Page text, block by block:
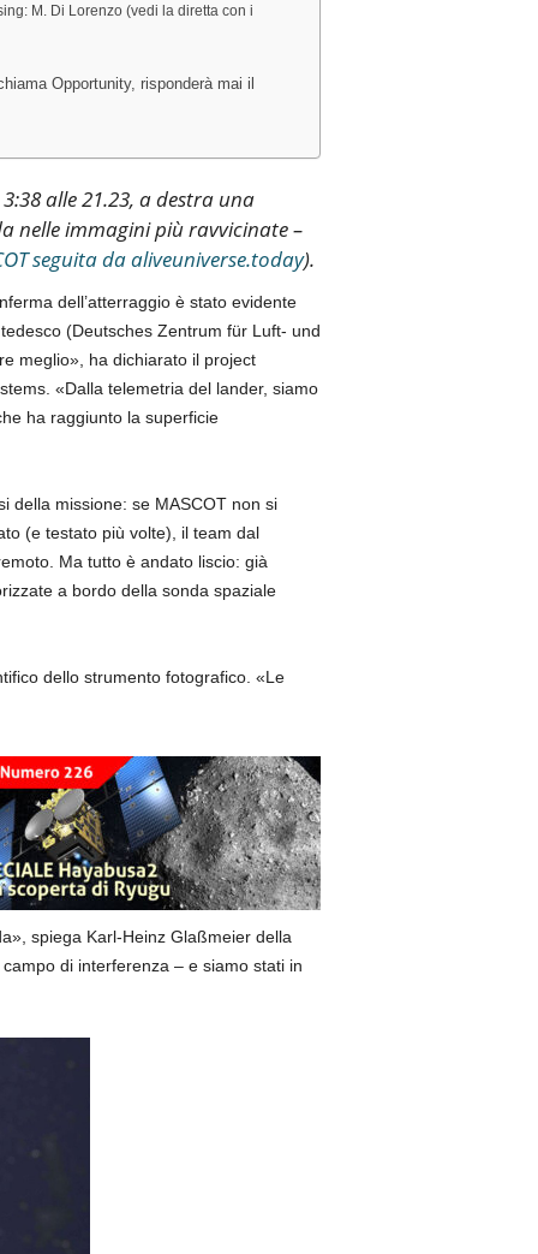
M. Di Lorenzo (vedi la diretta con i
Opportunity, risponderà mai il
alle 21.23, a destra una
nelle immagini più ravvicinate –
seguita da aliveuniverse.today).
dell’atterraggio è stato evidente
(Deutsches Zentrum für Luft- und
meglio», ha dichiarato il project
«Dalla telemetria del lander, siamo
ha raggiunto la superficie
della missione: se MASCOT non si
(e testato più volte), il team dal
Ma tutto è andato liscio: già
a bordo della sonda spaziale
dello strumento fotografico. «Le
spiega Karl-Heinz Glaßmeier della
di interferenza – e siamo stati in